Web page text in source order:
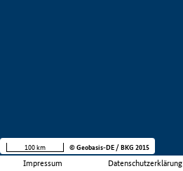
Impressum Datenschutzerklärung
100 km © Geobasis-DE / BKG 2015